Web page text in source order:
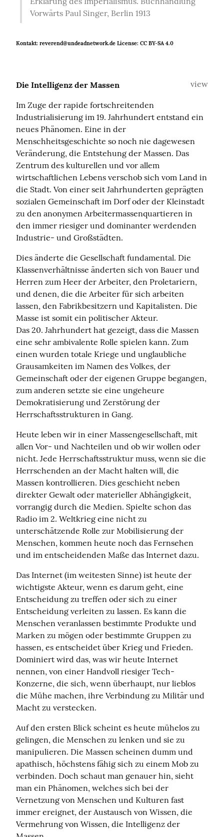
Vorwärts Paul Singer, Berlin 1913
Kontakt: reverend@undeadnetwork.de License: CC BY-SA 4.0
view
Die Intelligenz der Massen
Im Zuge der rapide fortschreitenden
Industrialisierung im 19. Jahrhundert entstand ein
neues Phänomen. Eine in der
Menschheitsgeschichte so noch nie dagewesen
Veränderung, die Entstehung der Massen. Das
Zentrum des kulturellen und vor allem
wirtschaftlichen Lebens verschob sich vom Land in
die Stadt. Von einer seit Jahrhunderten geprägten
sozialen Gemeinschaft im Dorf oder der Kleinstadt
zu den anonymen Arbeitermassenquartieren in
den immer riesiger und dominanter werdenden
Industrie- und Großstädten.
Dies änderte die Gesellschaft fundamental. Die
Klassenverhältnisse änderten sich von Bauer und
Herren zum Heer der Arbeiter, den Proletariern,
und denen, die die Arbeiter für sich arbeiten
lassen, den Fabrikbesitzern und Kapitalisten. Die
Masse ist somit ein politischer Akteur.
Das 20. Jahrhundert hat gezeigt, dass die Massen
eine sehr ambivalente Rolle spielen kann. Zum
einen wurden totale Kriege und unglaubliche
Grausamkeiten im Namen des Volkes, der
Gemeinschaft oder der eigenen Gruppe begangen,
zum anderen setzte sie eine ungeheure
Demokratisierung und Zerstörung der
Herrschaftsstrukturen in Gang.
Heute leben wir in einer Massengesellschaft, mit
allen Vor- und Nachteilen und ob wir wollen oder
nicht. Jede Herrschaftsstruktur muss, wenn sie die
Herrschenden an der Macht halten will, die
Massen kontrollieren. Dies geschieht neben
direkter Gewalt oder materieller Abhängigkeit,
vorrangig durch die Medien. Spielte schon das
Radio im 2. Weltkrieg eine nicht zu
unterschätzende Rolle zur Mobilisierung der
Menschen, kommen heute noch das Fernsehen
und im entscheidenden Maße das Internet dazu.
Das Internet (im weitesten Sinne) ist heute der
wichtigste Akteur, wenn es darum geht, eine
Entscheidung zu treffen oder sich zu einer
Entscheidung verleiten zu lassen. Es kann die
Menschen veranlassen bestimmte Produkte und
Marken zu mögen oder bestimmte Gruppen zu
hassen, es entscheidet über Krieg und Frieden.
Dominiert wird das, was wir heute Internet
nennen, von einer Handvoll riesiger Tech-
Konzerne, die sich, wenn überhaupt, nur lieblos
die Mühe machen, ihre Verbindung zu Militär und
Macht zu verstecken.
Auf den ersten Blick scheint es heute mühelos zu
gelingen, die Menschen zu lenken und sie zu
manipulieren. Die Massen scheinen dumm und
apathisch, höchstens fähig sich zu einem Mob zu
verbinden. Doch schaut man genauer hin, sieht
man ein Phänomen, welches sich bei der
Vernetzung von Menschen und Kulturen fast
immer ereignet, der Austausch von Wissen, die
Vermehrung von Wissen, die Intelligenz der